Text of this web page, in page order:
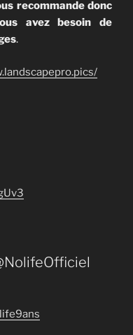
recommande donc
avez besoin de
.